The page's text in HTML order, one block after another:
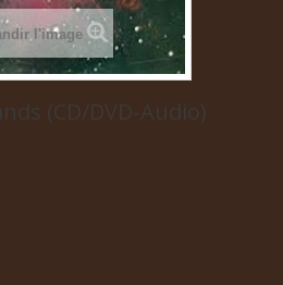
l'image
(CD/DVD-Audio)